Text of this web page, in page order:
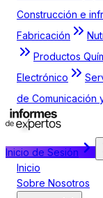
Construcción e
Fabricación
Productos
Electrónico
de Comunicación
Inicio de Sesión
Inicio
Sobre Nosotros